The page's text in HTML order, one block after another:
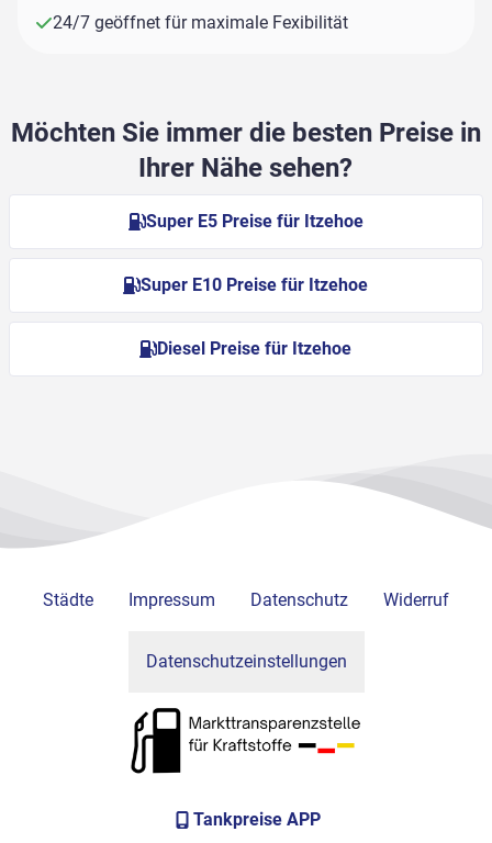
24/7 geöffnet für maximale Fexibilität
Möchten Sie immer die besten Preise in
Ihrer Nähe sehen?
Super E5 Preise für Itzehoe
Super E10 Preise für Itzehoe
Diesel Preise für Itzehoe
Städte Impressum Datenschutz Widerruf
Datenschutzeinstellungen
Tankpreise APP